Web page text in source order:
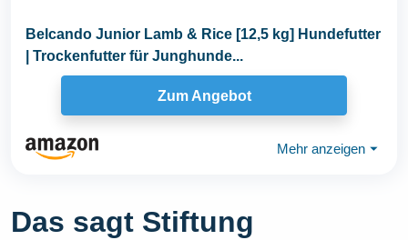
Belcando Junior Lamb & Rice [12,5 kg] Hundefutter
| Trockenfutter für Junghunde...
Zum Angebot
Mehr anzeigen ⏷
Das sagt Stiftung